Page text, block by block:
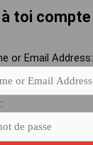
toi compte
or Email Address: